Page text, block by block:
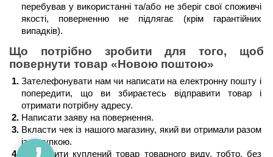
перебував у використанні та/або не зберіг свої споживчі
якості, поверненню не підлягає (крім гарантійних
випадків).
Що потрібно зробити для того, щоб
повернути товар «Новою поштою»
Зателефонувати нам чи написати на електронну пошту і
попередити, що ви збираєтесь відправити товар і
отримати потрібну адресу.
Написати заяву на повернення.
Вкласти чек із нашого магазину, який ви отримали разом
із покупкою.
Відправити куплений товар товарного виду, тобто, без